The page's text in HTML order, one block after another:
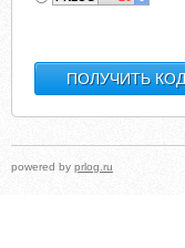
powered by prlog.ru